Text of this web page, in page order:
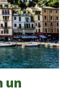
un